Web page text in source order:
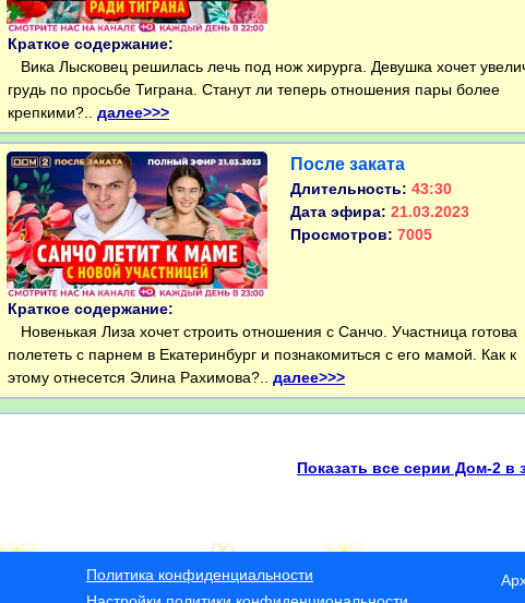
Краткое содержание:
Вика Лысковец решилась лечь под нож хирурга. Девушка хочет
грудь по просьбе Тиграна. Станут ли теперь отношения пары более
крепкими?.. далее>>>
После заката
Длительность: 43:30
Дата эфира: 21.03.2023
Просмотров: 7005
Краткое содержание:
Новенькая Лиза хочет строить отношения с Санчо. Участница готова
полететь с парнем в Екатеринбург и познакомиться с его мамой. Как к
этому отнесется Элина Рахимова?.. далее>>>
Показать все серии Дом-2 в
Политика конфиденциальности